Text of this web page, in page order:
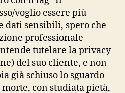
voglio essere più
dati sensibili, spero che
professionale
tutelare la privacy
del suo cliente, e non
già schiuso lo sguardo
con studiata pietà,